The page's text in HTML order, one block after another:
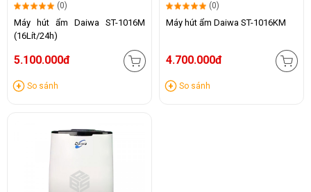
(0)
Máy hút ẩm Daiwa ST-1016M
(16Lít/24h)
5.100.000đ
So sánh
(0)
Máy hút ẩm Daiwa ST-1016KM
4.700.000đ
So sánh